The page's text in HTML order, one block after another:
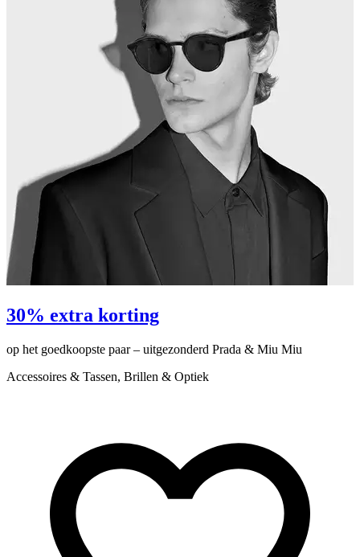
30% extra korting
op het goedkoopste paar – uitgezonderd Prada & Miu Miu
Accessoires & Tassen, Brillen & Optiek